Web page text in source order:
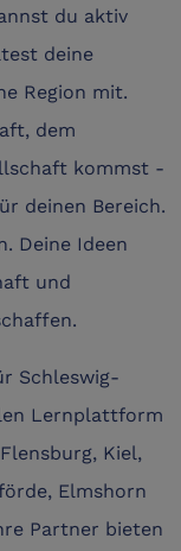
du aktiv
deine
Region mit.
dem
kommst -
deinen Bereich.
Deine Ideen
und
Schleswig-
Lernplattform
Kiel,
Elmshorn
Partner bieten